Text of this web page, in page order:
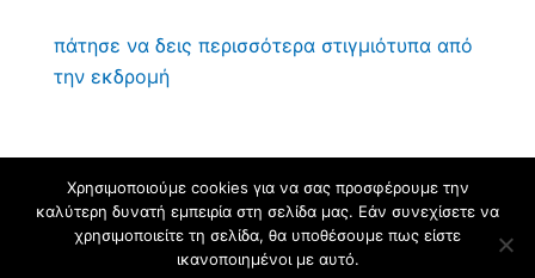
πάτησε να δεις περισσότερα στιγμιότυπα από
την εκδρομή
Φιλοξενείται στο https://blogs.sch.gr
. Θέμα εμφάνισης Flat-sch.
Βασισμένο στοFlat
Χρησιμοποιούμε cookies για να σας προσφέρουμε την
καλύτερη δυνατή εμπειρία στη σελίδα μας. Εάν συνεχίσετε να
χρησιμοποιείτε τη σελίδα, θα υποθέσουμε πως είστε
ικανοποιημένοι με αυτό.